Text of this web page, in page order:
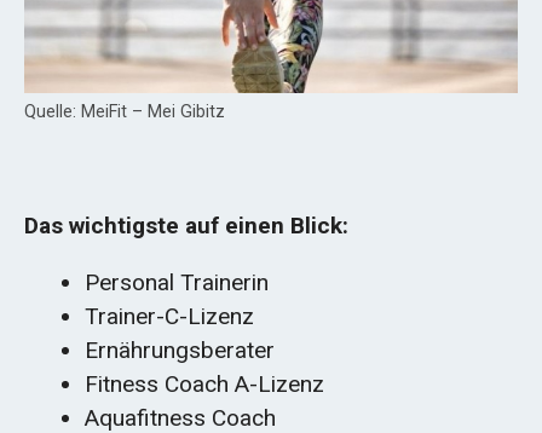
Quelle: MeiFit – Mei Gibitz
Das wichtigste auf einen Blick:
Personal Trainerin
Trainer-C-Lizenz
Ernährungsberater
Fitness Coach A-Lizenz
Aquafitness Coach